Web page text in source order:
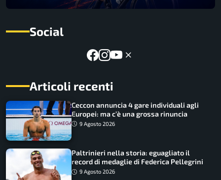
Social
Articoli recenti
Ceccon annuncia 4 gare individuali agli
Europei: ma c’è una grossa rinuncia
9 Agosto 2026
Paltrinieri nella storia: eguagliato il
record di medaglie di Federica Pellegrini
9 Agosto 2026